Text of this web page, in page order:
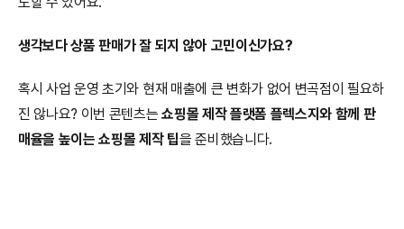
생각보다 상품 판매가 잘 되지 않아 고민이신가요?
혹시 사업 운영 초기와 현재 매출에 큰 변화가 없어 변곡점이 필요하
진 않나요? 이번 콘텐츠는 쇼핑몰 제작 플랫폼 플렉스지와 함께 판
매율을 높이는 쇼핑몰 제작 팁을 준비했습니다.